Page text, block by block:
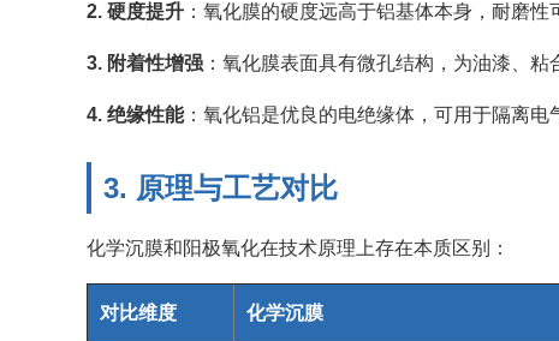
2. 硬度提升 ：氧化膜的硬度远高于铝基体本身，耐磨
3. 附着性增强 ：氧化膜表面具有微孔结构，为油漆、
4. 绝缘性能：氧化铝是优良的电绝缘体，可用于隔离电
3. 原理与工艺对比
化学沉膜和阳极氧化在技术原理上存在本质区别：
对比维度 化学沉膜